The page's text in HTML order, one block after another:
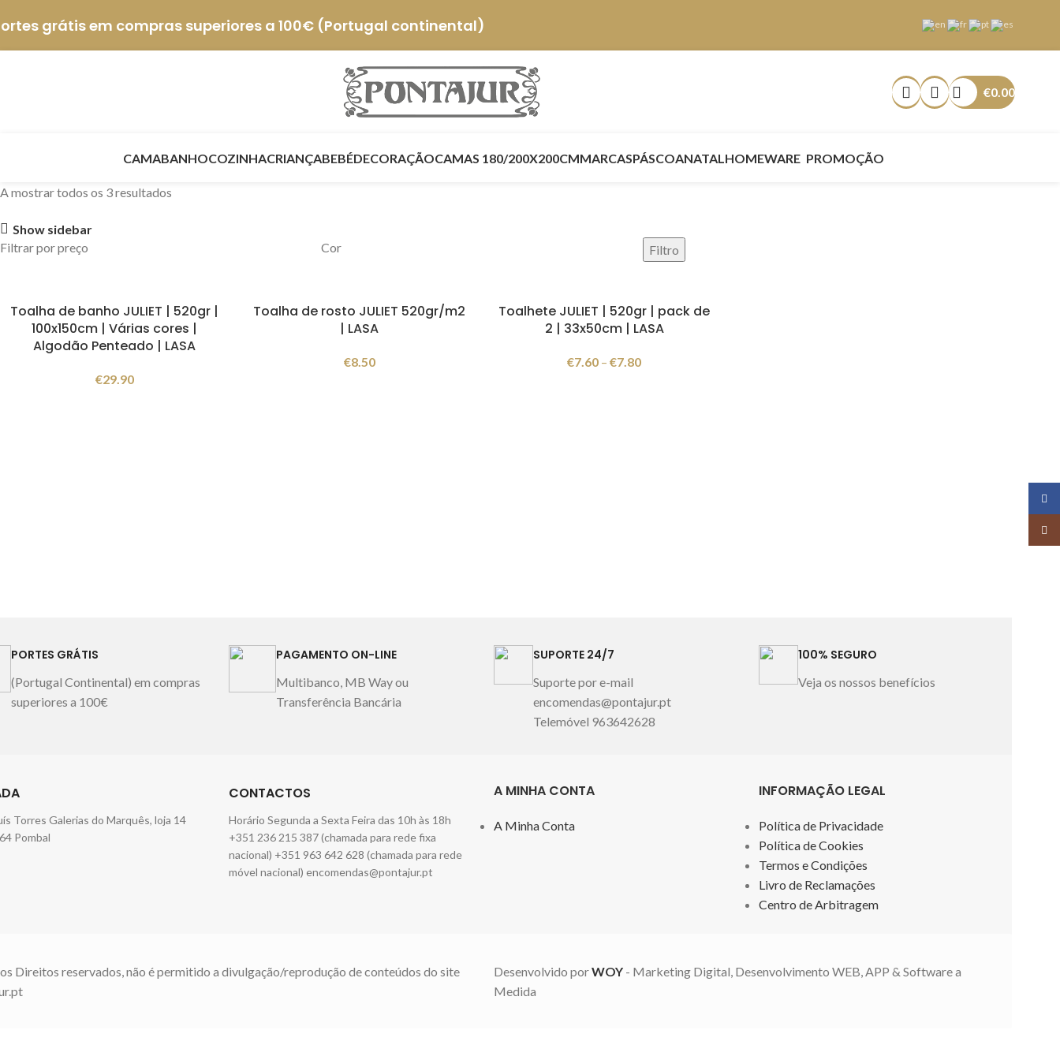
grátis em compras superiores a 100€ (Portugal continental)
€0.00
CAMABANHOCOZINHACRIANÇABEBÉDECORAÇÃOCAMAS 180/200X200CMMARCASPÁSCOANATAL HOMEWARE PROMOÇÃO
A mostrar todos os 3 resultados
Show sidebar
Filtrar por preço
Cor Filtro
Toalha de banho JULIET | 520gr |
100x150cm | Várias cores |
Algodão Penteado | LASA
€29.90
Toalha de rosto JULIET 520gr/m2
| LASA
€8.50
Toalhete JULIET | 520gr | pack de
2 | 33x50cm | LASA
€7.60 – €7.80
PORTES GRÁTIS
(Portugal Continental) em compras
superiores a 100€
PAGAMENTO ON-LINE
Multibanco, MB Way ou
Transferência Bancária
SUPORTE 24/7
Suporte por e-mail
encomendas@pontajur.pt
Telemóvel 963642628
100% SEGURO
Veja os nossos benefícios
Torres Galerias do Marquês, loja 14
Pombal
CONTACTOS
Horário Segunda a Sexta Feira das 10h às 18h
+351 236 215 387 (chamada para rede fixa
nacional) +351 963 642 628 (chamada para rede
móvel nacional) encomendas@pontajur.pt
A MINHA CONTA
A Minha Conta
INFORMAÇÃO LEGAL
Política de Privacidade
Política de Cookies
Termos e Condições
Livro de Reclamações
Centro de Arbitragem
Direitos reservados, não é permitido a divulgação/reprodução de conteúdos do site
Desenvolvido porWOY - Marketing Digital, Desenvolvimento WEB, APP & Software a
Medida